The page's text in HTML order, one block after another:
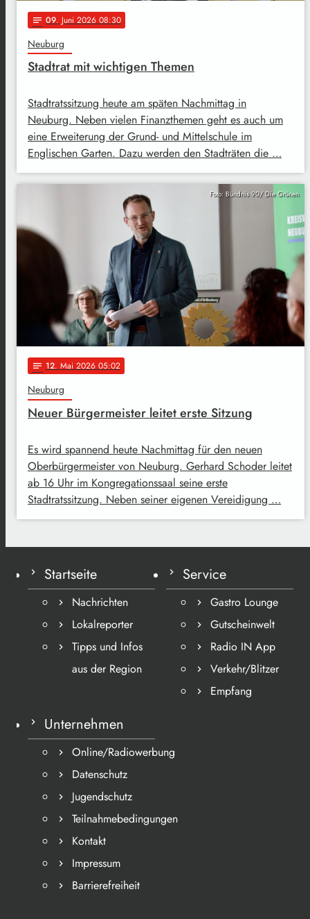
notes 09. Juni 2026 08:30
Neuburg
Stadtrat mit wichtigen Themen
Stadtratssitzung heute am späten Nachmittag in
Neuburg. Neben vielen Finanzthemen geht es auch um
eine Erweiterung der Grund- und Mittelschule im
Englischen Garten. Dazu werden den Stadträten die …
Foto: Bündnis 90/ Die Grünen
notes 12. Mai 2026 05:02
Neuburg
Neuer Bürgermeister leitet erste Sitzung
Es wird spannend heute Nachmittag für den neuen
Oberbürgermeister von Neuburg. Gerhard Schoder leitet
ab 16 Uhr im Kongregationssaal seine erste
Stadtratssitzung. Neben seiner eigenen Vereidigung …
Startseite
Nachrichten
Lokalreporter
Tipps und Infos
aus der Region
Service
Gastro Lounge
Gutscheinwelt
Radio IN App
Verkehr/Blitzer
Empfang
Unternehmen
Online/Radiowerbung
Datenschutz
Jugendschutz
Teilnahmebedingungen
Kontakt
Impressum
Barrierefreiheit